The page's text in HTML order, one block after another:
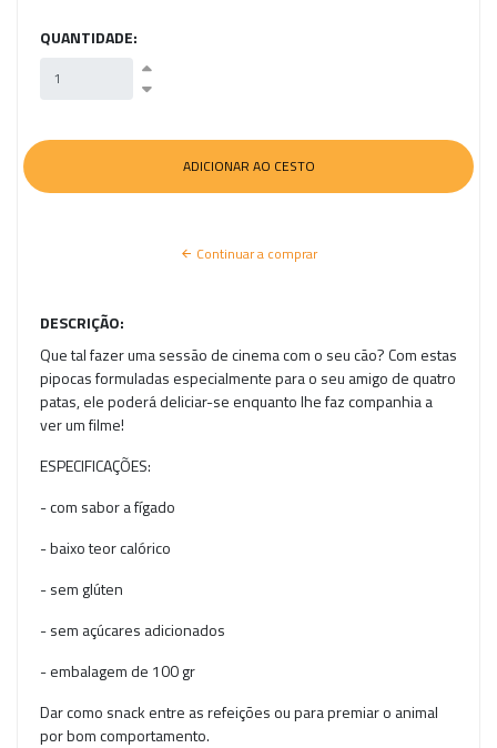
QUANTIDADE:
Continuar a comprar
DESCRIÇÃO:
Que tal fazer uma sessão de cinema com o seu cão? Com estas
pipocas formuladas especialmente para o seu amigo de quatro
patas, ele poderá deliciar-se enquanto lhe faz companhia a
ver um filme!
ESPECIFICAÇÕES:
- com sabor a fígado
- baixo teor calórico
- sem glúten
- sem açúcares adicionados
- embalagem de 100 gr
Dar como snack entre as refeições ou para premiar o animal
por bom comportamento.